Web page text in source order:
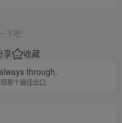
下吧
享
收藏
through.
那个最佳出口